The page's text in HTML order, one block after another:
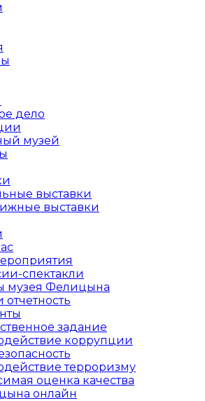
дело
музей
выставки
выставки
спектакли
музея Фелицына
задание
коррупции
терроризму
оценка качества
онлайн